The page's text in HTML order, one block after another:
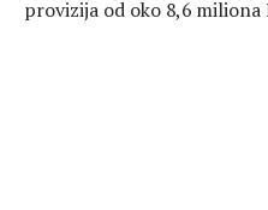
provizija od oko 8,6